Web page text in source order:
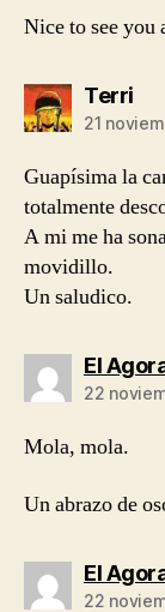
Nice to see you
Terri
21
Guapísima la
totalmente
A mi me ha
movidillo.
Un saludico.
El
22
Mola, mola.
Un abrazo de
El
22